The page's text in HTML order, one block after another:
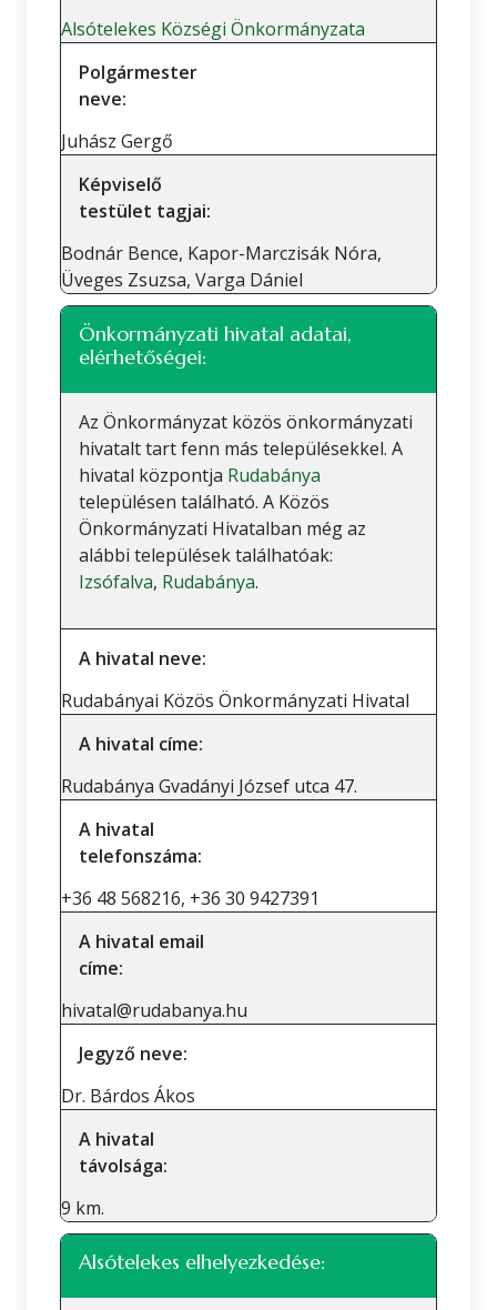
Alsótelekes Községi Önkormányzata
Polgármester
neve:
Juhász Gergő
Képviselő
testület tagjai:
Bodnár Bence, Kapor-Marczisák Nóra,
Üveges Zsuzsa, Varga Dániel
Önkormányzati hivatal adatai,
elérhetőségei:
Az Önkormányzat közös önkormányzati
hivatalt tart fenn más településekkel. A
hivatal központja Rudabánya
településen található. A Közös
Önkormányzati Hivatalban még az
alábbi települések találhatóak:
Izsófalva, Rudabánya.
A hivatal neve:
Rudabányai Közös Önkormányzati Hivatal
A hivatal címe:
Rudabánya Gvadányi József utca 47.
A hivatal
telefonszáma:
+36 48 568216, +36 30 9427391
A hivatal email
címe:
hivatal@rudabanya.hu
Jegyző neve:
Dr. Bárdos Ákos
A hivatal
távolsága:
9 km.
Alsótelekes elhelyezkedése: